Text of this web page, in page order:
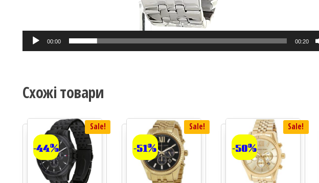
00:00 00:20
Схожі товари
Sale!
-44%
Sale!
-51%
Sale!
-50%